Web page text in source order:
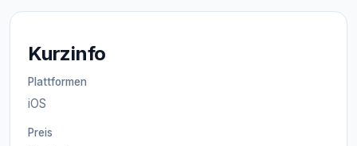
Kurzinfo
Plattformen
iOS
Preis